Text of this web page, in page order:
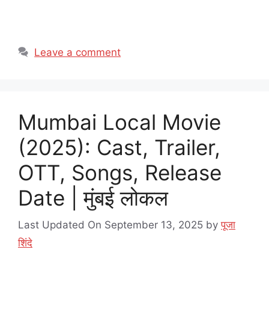
Leave a comment
Mumbai Local Movie
(2025): Cast, Trailer,
OTT, Songs, Release
Date | मुंबई लोकल
Last Updated On September 13, 2025 byपूजा
शिंदे